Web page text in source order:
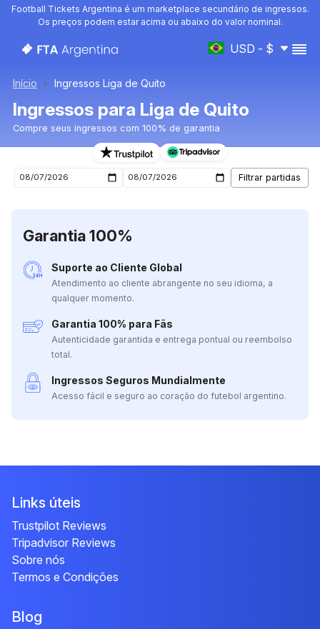
Football Tickets Argentina é um marketplace secundário de ingressos.
Os preços podem estar acima ou abaixo do valor nominal.
USD - $
Início Ingressos Liga de Quito
Ingressos para Liga de Quito
Compre seus ingressos com 100% de garantia
Ingressos para o próximo jogo de Liga de Quito
Garantia 100%
Suporte ao Cliente Global
Atendimento ao cliente abrangente no seu idioma, a
qualquer momento.
Garantia 100% para Fãs
Autenticidade garantida e entrega pontual ou reembolso
total.
Ingressos Seguros Mundialmente
Acesso fácil e seguro ao coração do futebol argentino.
Links úteis
Trustpilot Reviews
Tripadvisor Reviews
Sobre nós
Termos e Condições
Blog